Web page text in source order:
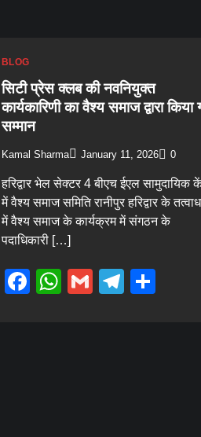
BLOG
सिटी प्रेस क्लब की नवनियुक्त
कार्यकारिणी का वैश्य समाज द्वारा किया
सम्मान
Kamal Sharma January 11, 2026 0
हरिद्वार भेल सेक्टर 4 बीएच ईएल सामुदायिक
में वैश्य समाज समिति रानीपुर हरिद्वार के
में वैश्य समाज के कार्यक्रम में संगठन के
पदाधिकारी […]
Facebook
WhatsApp
Gmail